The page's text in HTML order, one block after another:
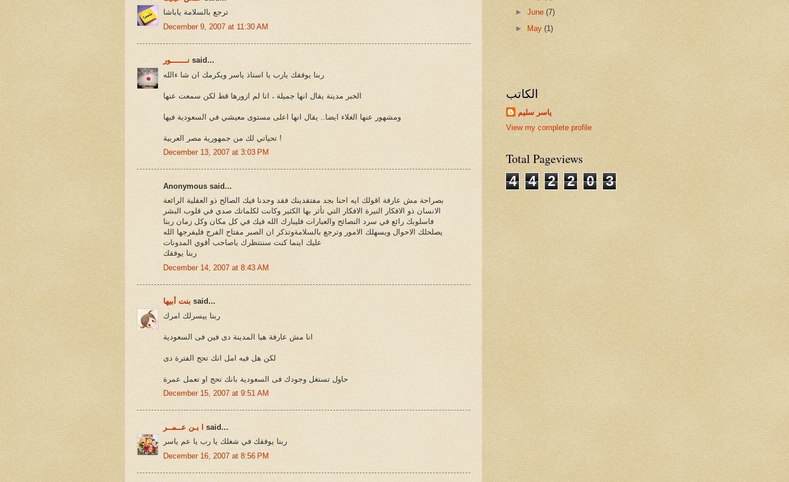
ترجع بالسلامة ياباشا
December 9, 2007 at 11:30 AM
نـــــــور said...
ربنا يوفقك يارب يا استاذ ياسر ويكرمك ان شا ءالله
الخبر مدينة يقال انها جميلة ، انا لم ازورها قط لكن سمعت عنها
ومشهور عنها الغلاء ايضا.. يقال انها اعلى مستوى معيشي في السعودية فيها
تحياتي لك من جمهورية مصر العربية !
December 13, 2007 at 3:03 PM
Anonymous said...
بصراحة مش عارفة اقولك ايه احنا بجد مفتقدينك فقد وجدنا فيك الصالح ذو العقلية الرائعة
الانسان ذو الافكار النيرة الافكار التي تأثر بها الكثير وكانت لكلماتك صدي في قلوب البشر
فاسلوبك رائع في سرد النصائح والعبارات فليبارك الله فيك في كل مكان وكل زمان ربنا
يصلحلك الاحوال ويسهلك الامور وترجع بالسلامةوتذكر ان الصبر مفتاح الفرج فليفرجها الله
عليك اينما كنت سننتظرك ياصاحب أقوي المدونات
ربنا يوفقك
December 14, 2007 at 8:43 AM
بنت أبيها said...
ربنا ييسرلك امرك
انا مش عارفة هيا المدينة دى فين فى السعودية
لكن هل فيه امل انك تحج الفترة دى
حاول تستغل وجودك فى السعودية بانك تحج او تعمل عمرة
December 15, 2007 at 9:51 AM
ا بـن عــمــر said...
ربنا يوفقك في شغلك يا رب يا عم ياسر
December 16, 2007 at 8:56 PM
►June(7)
► May(1)
الكاتب
ياسر سليم
View my complete profile
Total Pageviews
4
4 2 2 0 3